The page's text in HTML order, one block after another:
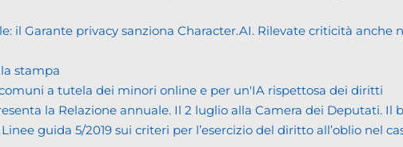
il Garante privacy sanziona Character.AI. Rilevate criticità
la stampa
a tutela dei minori online e per un'IA rispettosa dei diritti
la Relazione annuale. Il 2 luglio alla Camera dei Deputati. Il
guida 5/2019 sui criteri per l’esercizio del diritto all’oblio nel